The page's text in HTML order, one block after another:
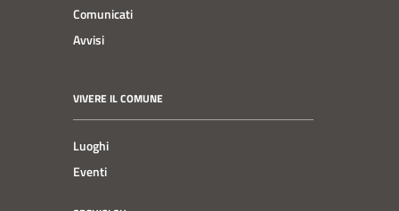
Comunicati
Avvisi
VIVERE IL COMUNE
Luoghi
Eventi